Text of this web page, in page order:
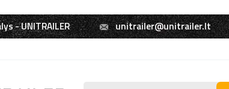
- UNITRAILER unitrailer@unitrailer.lt